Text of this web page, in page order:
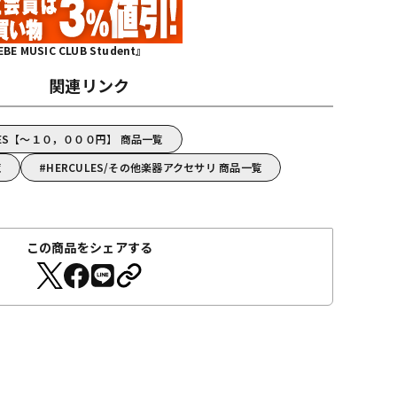
MUSIC CLUB Student』
関連リンク
【～１０，０００円】 商品一覧
HERCULES/その他楽器アクセサリ 商品一覧
この商品をシェアする